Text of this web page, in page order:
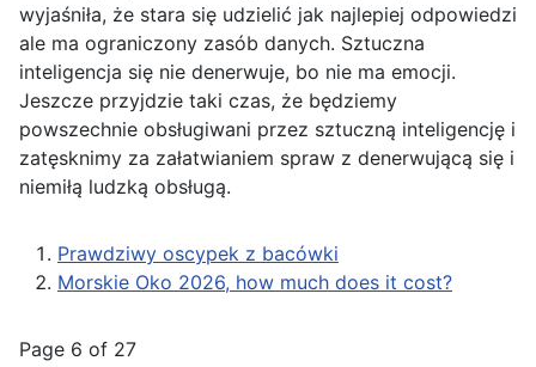
wyjaśniła, że stara się udzielić jak najlepiej odpowiedzi
ale ma ograniczony zasób danych. Sztuczna
inteligencja się nie denerwuje, bo nie ma emocji.
Jeszcze przyjdzie taki czas, że będziemy
powszechnie obsługiwani przez sztuczną inteligencję i
zatęsknimy za załatwianiem spraw z denerwującą się i
niemiłą ludzką obsługą.
Prawdziwy oscypek z bacówki
Morskie Oko 2026, how much does it cost?
Page 6 of 27